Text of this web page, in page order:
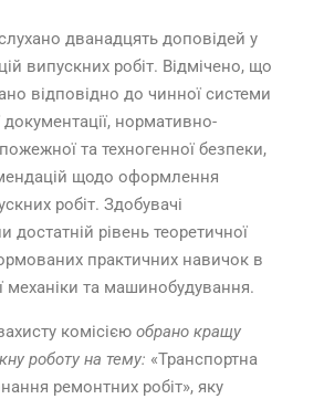
дванадцять доповідей у
випускних робіт. Відмічено, що
відповідно до чинної системи
документації, нормативно-
та техногенної безпеки,
щодо оформлення
робіт. Здобувачі
достатній рівень теоретичної
практичних навичок в
механіки та машинобудування.
комісією обрано кращу
роботу на тему: «Транспортна
ремонтних робіт», яку